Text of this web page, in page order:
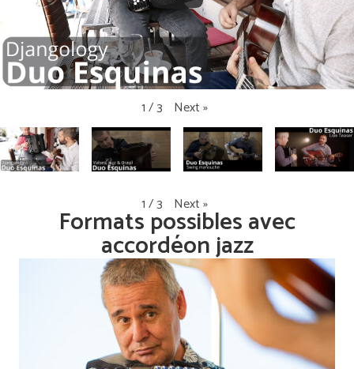
1/3 Next»
1/3 Next»
Formats possibles avec
accordéon jazz